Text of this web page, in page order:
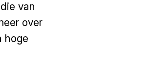
van
over
hoge